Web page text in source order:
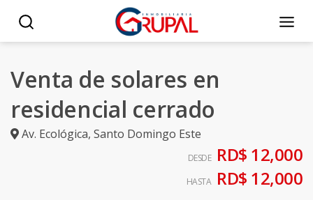
Venta de solares en
residencial cerrado
Av. Ecológica, Santo Domingo Este
DESDE RD$ 12,000
HASTA RD$ 12,000